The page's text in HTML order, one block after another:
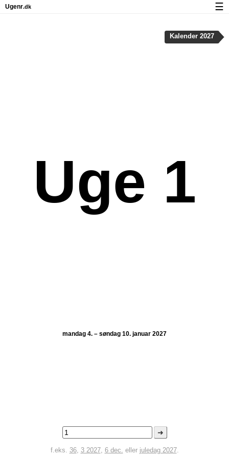
Uge 1
mandag 4. – søndag 10. januar 2027
➜
f.eks. 36, 3 2027, 6 dec. eller juledag 2027.
Kalender 2027
Ugenr.dk ☰